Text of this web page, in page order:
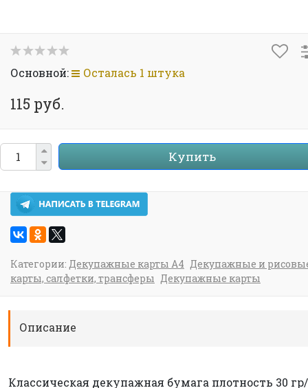
Основной: Осталась 1 штука
115 руб.
Купить
Категории: Декупажные карты А4 Декупажные и
карты, салфетки, трансферы Декупажные карты
Описание
Классическая декупажная бумага плотность 30